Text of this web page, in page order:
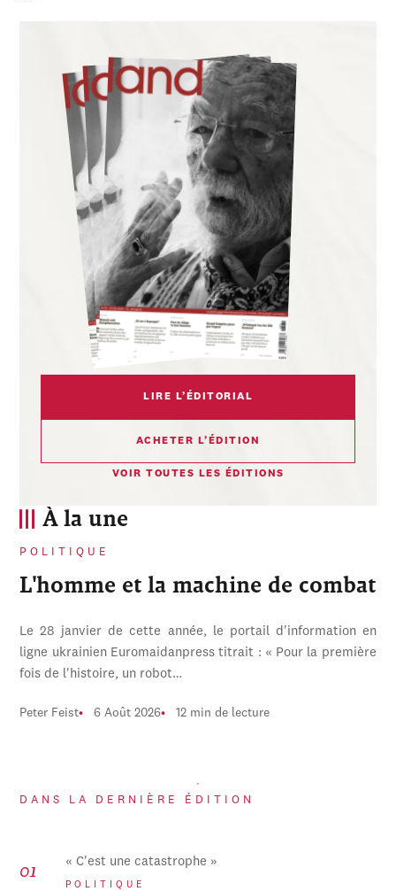
À la une
POLITIQUE
L'homme et la machine de combat
Le 28 janvier de cette année, le portail d'information en
ligne ukrainien Euromaidanpress titrait : « Pour la première
fois de l'histoire, un robot…
Peter Feist 6 Août 2026 12 min de lecture
DANS LA DERNIÈRE ÉDITION
« C'est une catastrophe »
POLITIQUE
LIRE L’ÉDITORIAL
ACHETER L’ÉDITION
VOIR TOUTES LES ÉDITIONS